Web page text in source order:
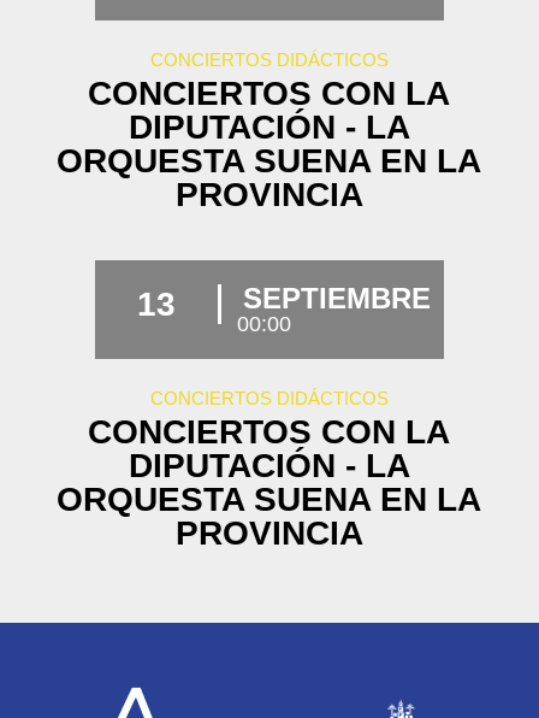
CONCIERTOS DIDÁCTICOS
CONCIERTOS CON LA
DIPUTACIÓN - LA
ORQUESTA SUENA EN LA
PROVINCIA
13 SEPTIEMBRE
00:00
CONCIERTOS DIDÁCTICOS
CONCIERTOS CON LA
DIPUTACIÓN - LA
ORQUESTA SUENA EN LA
PROVINCIA